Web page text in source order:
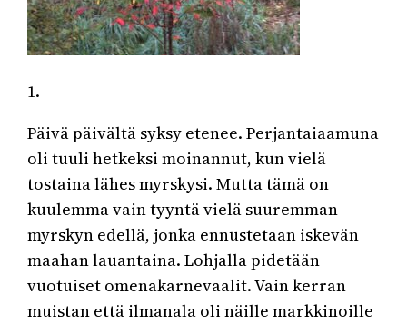
1.
Päivä päivältä syksy etenee. Perjantaiaamuna
oli tuuli hetkeksi moinannut, kun vielä
tostaina lähes myrskysi. Mutta tämä on
kuulemma vain tyyntä vielä suuremman
myrskyn edellä, jonka ennustetaan iskevän
maahan lauantaina. Lohjalla pidetään
vuotuiset omenakarnevaalit. Vain kerran
muistan että ilmanala oli näille markkinoille